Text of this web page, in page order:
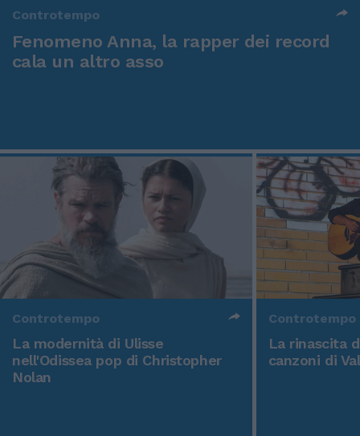
Controtempo
Fenomeno Anna, la rapper dei record
cala un altro asso
Controtempo
La modernità di Ulisse
nell'Odissea pop di Christopher
Nolan
Controtempo
La rinascita
canzoni di